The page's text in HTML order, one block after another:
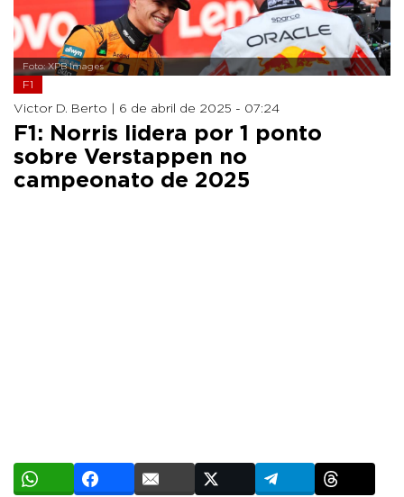
Foto: XPB Images
F1
Victor D. Berto | 6 de abril de 2025 - 07:24
F1: Norris lidera por 1 ponto
sobre Verstappen no
campeonato de 2025